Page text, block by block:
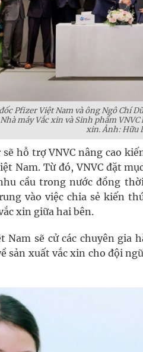
Pfizer Việt Nam và ông Ngô Chí
máy Vắc xin và Sinh phẩm
xin. Ảnh: Hữu
hỗ trợ VNVC nâng cao
Nam. Từ đó, VNVC đặt
cầu trong nước đồng
vào việc chia sẻ kiến
xin giữa hai bên.
Nam sẽ cử các chuyên gia
sản xuất vắc xin cho đội